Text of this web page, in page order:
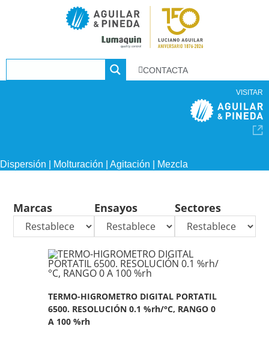
CONTACTA
VISITAR
Dispersión | Molturación | Agitación | Mezcla
Marcas Ensayos Sectores
TERMO-HIGROMETRO DIGITAL PORTATIL
6500. RESOLUCIÓN 0.1 %rh/°C, RANGO 0
A 100 %rh